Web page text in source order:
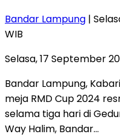
Bandar Lampung |
WIB
Selasa, 17 September
Bandar Lampung,
meja RMD Cup 2024
selama tiga hari di
Way Halim, Bandar…